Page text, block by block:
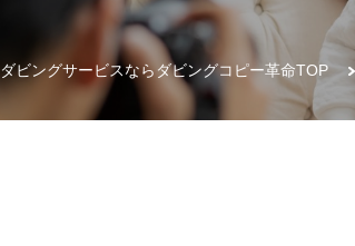
ビングサービスならダビングコピー革命TOP